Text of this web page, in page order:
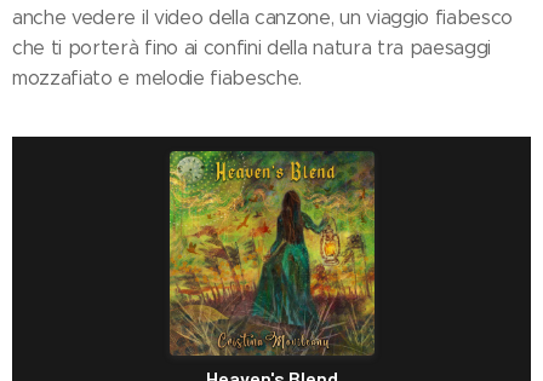
anche vedere il video della canzone, un viaggio fiabesco
che ti porterà fino ai confini della natura tra paesaggi
mozzafiato e melodie fiabesche.